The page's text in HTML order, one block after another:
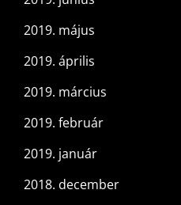
2019. május
2019. április
2019. március
2019. február
2019. január
2018. december